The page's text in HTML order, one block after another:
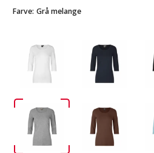
Farve: Grå melange